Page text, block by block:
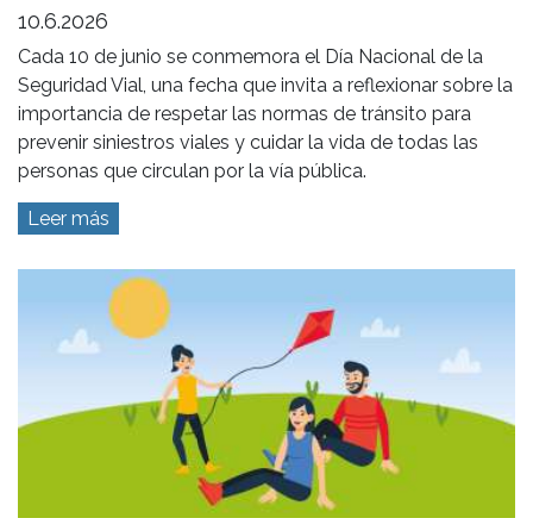
10.6.2026
Cada 10 de junio se conmemora el Día Nacional de la
Seguridad Vial, una fecha que invita a reflexionar sobre la
importancia de respetar las normas de tránsito para
prevenir siniestros viales y cuidar la vida de todas las
personas que circulan por la vía pública.
Leer más